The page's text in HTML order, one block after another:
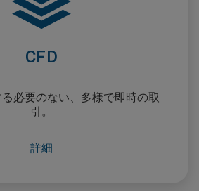
CFD
必要のない、多様で即時の取
引。
詳細